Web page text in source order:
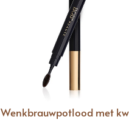
Wenkbrauwpotlood met